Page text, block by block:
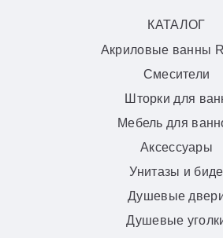
КАТАЛОГ
Акриловые ванны
Смесители
Шторки для
Мебель для
Аксессуары
Унитазы и биде
Душевые
Душевые